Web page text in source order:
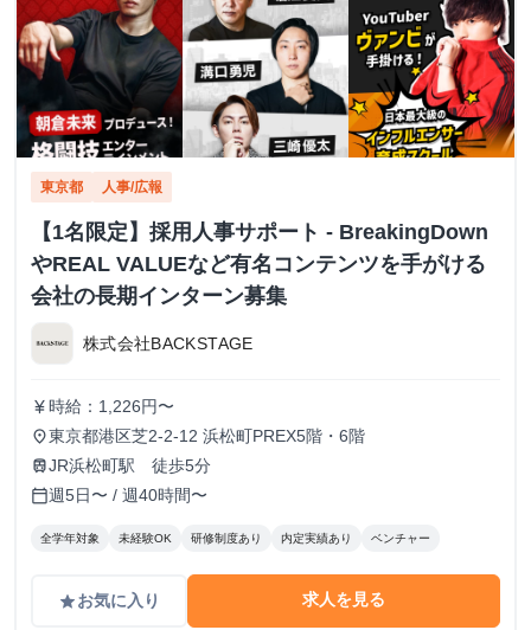
東京都 人事/広報
【1名限定】採用人事サポート - BreakingDown
やREAL VALUEなど有名コンテンツを手がける
会社の長期インターン募集
株式会社BACKSTAGE
currency_yen 時給：1,226円〜
place東京都港区芝2-2-12 浜松町PREX5階・6階
trainJR浜松町駅 徒歩5分
calendar_today週5日〜 / 週40時間〜
全学年対象 未経験OK 研修制度あり 内定実績あり ベンチャー
gradeお気に入り 求人を見る